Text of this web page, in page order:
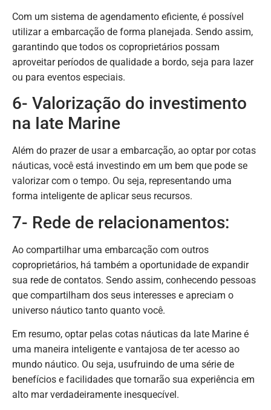
Com um sistema de agendamento eficiente, é possível
utilizar a embarcação de forma planejada. Sendo assim,
garantindo que todos os coproprietários possam
aproveitar períodos de qualidade a bordo, seja para lazer
ou para eventos especiais.
6- Valorização do investimento
na Iate Marine
Além do prazer de usar a embarcação, ao optar por cotas
náuticas, você está investindo em um bem que pode se
valorizar com o tempo. Ou seja, representando uma
forma inteligente de aplicar seus recursos.
7- Rede de relacionamentos:
Ao compartilhar uma embarcação com outros
coproprietários, há também a oportunidade de expandir
sua rede de contatos. Sendo assim, conhecendo pessoas
que compartilham dos seus interesses e apreciam o
universo náutico tanto quanto você.
Em resumo, optar pelas cotas náuticas da Iate Marine é
uma maneira inteligente e vantajosa de ter acesso ao
mundo náutico. Ou seja, usufruindo de uma série de
benefícios e facilidades que tornarão sua experiência em
alto mar verdadeiramente inesquecível.